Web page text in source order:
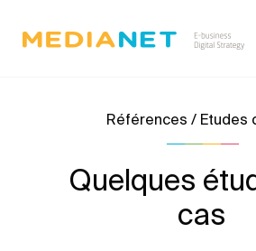
Références / Etudes
Quelques
cas